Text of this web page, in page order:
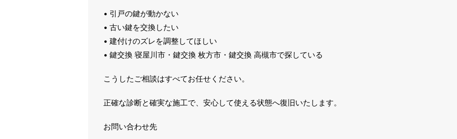
• 引戸の鍵が動かない
• 古い鍵を交換したい
• 建付けのズレを調整してほしい
• 鍵交換 寝屋川市・鍵交換 枚方市・鍵交換 高槻市で探している
こうしたご相談はすべてお任せください。
正確な診断と確実な施工で、安心して使える状態へ復旧いたします。
お問い合わせ先